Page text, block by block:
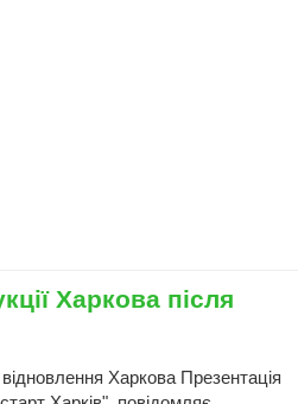
Харкова після
Харкова Презентація